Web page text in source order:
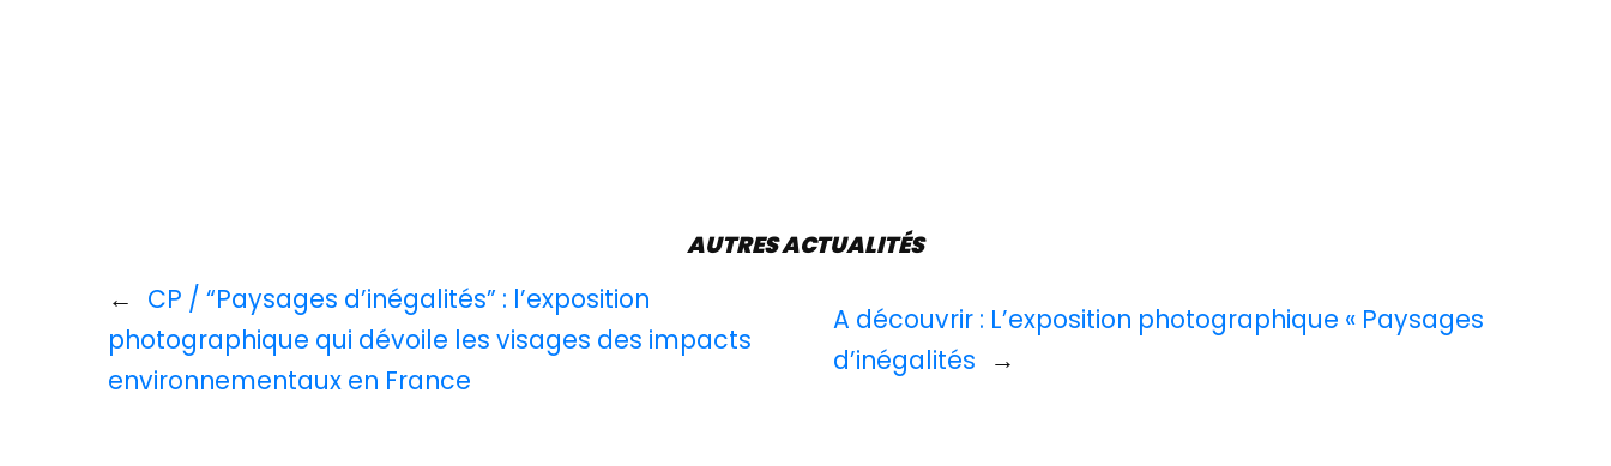
← CP / “Paysages d’inégalités” : l’exposition
photographique qui dévoile les visages des impacts
environnementaux en France
AUTRES ACTUALITÉS
A découvrir : L’exposition photographique « Paysages
d’inégalités →